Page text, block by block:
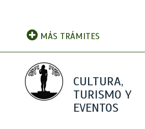
MÁS TRÁMITES
CULTURA,
TURISMO Y
EVENTOS